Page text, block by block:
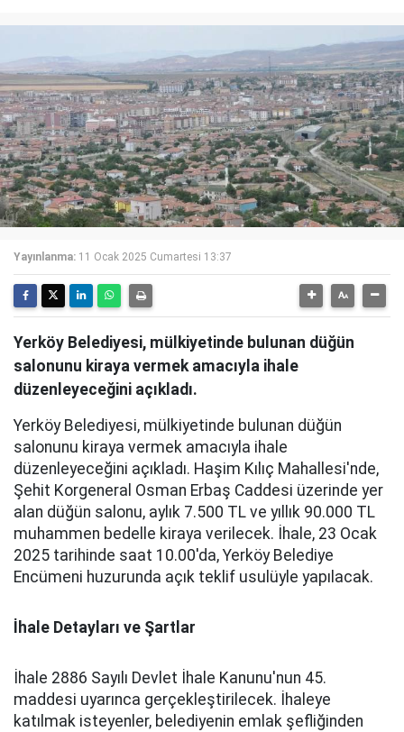
Yayınlanma: 11 Ocak 2025 Cumartesi 13:37
Yerköy Belediyesi, mülkiyetinde bulunan düğün
salonunu kiraya vermek amacıyla ihale
düzenleyeceğini açıkladı.
Yerköy Belediyesi, mülkiyetinde bulunan düğün
salonunu kiraya vermek amacıyla ihale
düzenleyeceğini açıkladı. Haşim Kılıç Mahallesi'nde,
Şehit Korgeneral Osman Erbaş Caddesi üzerinde yer
alan düğün salonu, aylık 7.500 TL ve yıllık 90.000 TL
muhammen bedelle kiraya verilecek. İhale, 23 Ocak
2025 tarihinde saat 10.00'da, Yerköy Belediye
Encümeni huzurunda açık teklif usulüyle yapılacak.
İhale Detayları ve Şartlar
İhale 2886 Sayılı Devlet İhale Kanunu'nun 45.
maddesi uyarınca gerçekleştirilecek. İhaleye
katılmak isteyenler, belediyenin emlak şefliğinden